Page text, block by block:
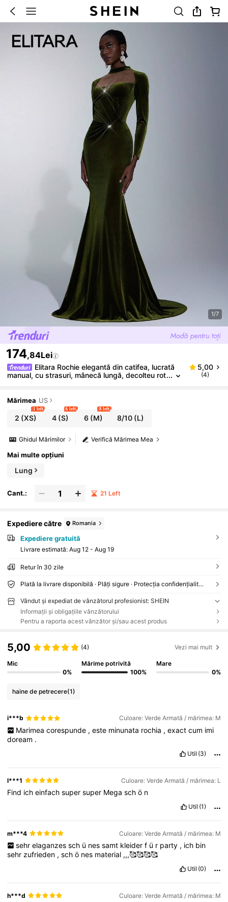
1/7
174,84Lei
Elitara Rochie elegantă din catifea, lucrată
manual, cu strasuri, mânecă lungă, decolteu rot
ntru nunți, gale, evenimente formale, concerte, cere
5,00
(4)
Mărimea US
2 (XS)
1 left
4(S)
6 left
6(M)
8 left
8/10 (L)
Verifică Mărimea Mea
Ghidul Mărimilor
Mai multe opțiuni
Lung
Cant.: 21 Left
Expediere către Romania
Expediere gratuită
Livrare estimată: Aug 12 - Aug 19
Retur în 30 zile
Plată la livrare disponibilă · Plăți sigure · Protecția confidențialității
Vândut și expediat de vânzătorul profesionist: SHEIN
Informații și obligațiile vânzătorului
Pentru a raporta acest vânzător și/sau acest produs
5,00 (4) Vezi mai mult
Mic
0%
Mărime potrivită
100%
Mare
0%
haine de petrecere(1)
i***b Culoare: Verde Armată / mărimea: M
Marimea corespunde , este minunata rochia , exact cum imi
doream .
Util (3)
l***1 Culoare: Verde Armată / mărimea: L
Find icheinfachsupersuper Megaschö n
Util (1)
m***4 Culoare: Verde Armată / mărimea: M
sehr elaganzes sch ü nes samt kleider f ü r party , ich bin
sehr zufrieden ,schö nes material ,,,🥰🥰🥰🥰
Util (0)
h***d Culoare: Verde Armată / mărimea: M